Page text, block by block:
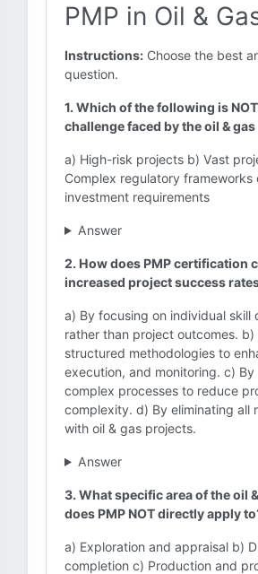
PMP in Oil &
Instructions: Choose the best
question.
1. Which of the following is
challenge faced by the oil &
a) High-risk projects b) Vast
Complex regulatory frameworks
investment requirements
Answer
2. How does PMP certification
increased project success
a) By focusing on individual skill
rather than project outcomes.
structured methodologies to
execution, and monitoring. c) By
complex processes to reduce
complexity. d) By eliminating all
with oil & gas projects.
Answer
3. What specific area of the oil
does PMP NOT directly apply
a) Exploration and appraisal b)
completion c) Production and